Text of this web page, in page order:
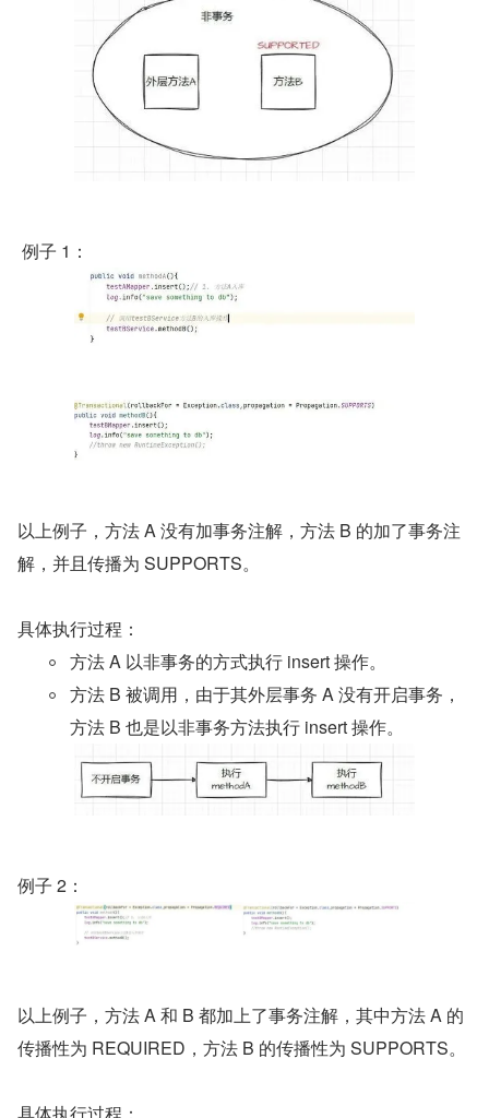
例子 1：
以上例子，方法 A 没有加事务注解，方法 B 的加了事务注
解，并且传播为 SUPPORTS。
具体执行过程：
方法 A 以非事务的方式执行 insert 操作。
方法 B 被调用，由于其外层事务 A 没有开启事务，
方法 B 也是以非事务方法执行 insert 操作。
例子 2：
以上例子，方法 A 和 B 都加上了事务注解，其中方法 A 的
传播性为 REQUIRED，方法 B 的传播性为 SUPPORTS。
具体执行过程：